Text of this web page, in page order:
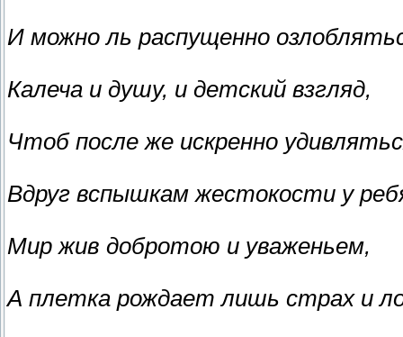
И можно ль распущенно
Калеча и душу, и детский взгляд,
Чтоб после же искренно
Вдруг вспышкам жестокости у
Мир жив добротою и уваженьем,
А плетка рождает лишь страх и